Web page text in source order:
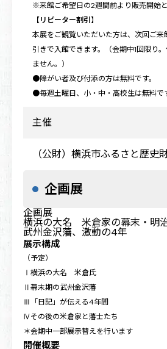
※来館ご希望日の2週間前より販売開始と
【リピーター割引】
本展をご観覧いただいた方は、次回ご来
引きで入館できます。（会期中1回限り
ません。）
●障がい者及び付添の方は無料です。
●毎週土曜日、小・中・高校生は無料で
主催
（公財）横浜市ふるさと歴史
企画展
企画展
横浜の大名 米倉家の幕末・明
武州金沢藩、激動の4年
展示構成
（予定）
Ⅰ横浜の大名 米倉氏
Ⅱ幕末期の武州金沢藩
Ⅲ「日記」が伝える4年間
Ⅳその後の米倉家と藩士たち
＊会期中一部展示替えを行います
開催概要